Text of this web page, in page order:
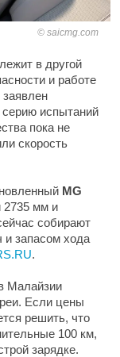
saicmg.com
в другой
и работе
заявлен
испытаний
пока не
скорость
MG
2735 мм и
собирают
и запасом хода
.
Малайзии
Если цены
решить, что
100 км,
зарядке.